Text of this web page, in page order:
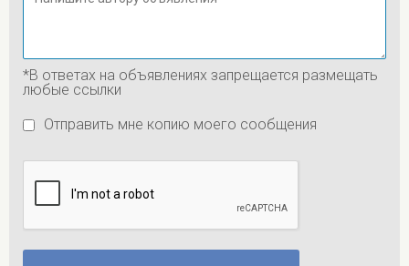
*В ответах на объявлениях запрещается размещать
любые ссылки
Отправить мне копию моего сообщения